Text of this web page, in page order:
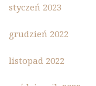
styczeń 2023
grudzień 2022
listopad 2022